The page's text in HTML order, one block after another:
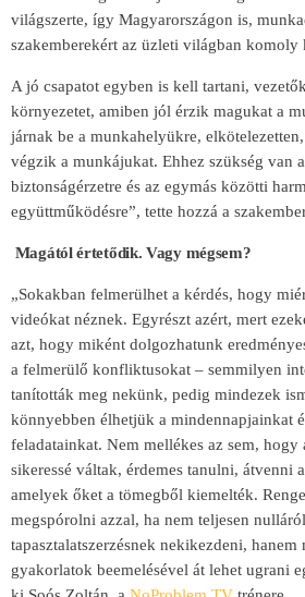
világszerte, így Magyarországon is,
szakemberekért az üzleti világban
A jó csapatot egyben is kell tartani,
környezetet, amiben jól érzik magukat a
járnak be a munkahelyükre,
végzik a munkájukat. Ehhez szükség van
biztonságérzetre és az egymás közötti
együttműködésre”, tette hozzá a
Magától értetődik. Vagy mégsem?
„Sokakban felmerülhet a kérdés, hogy
videókat néznek. Egyrészt azért, mert
azt, hogy miként dolgozhatunk
a felmerülő konfliktusokat – semmilyen
tanították meg nekünk, pedig mindezek
könnyebben élhetjük a mindennapjainkat
feladatainkat. Nem mellékes az sem,
sikeressé váltak, érdemes tanulni, átvenni
amelyek őket a tömegből kiemelték.
megspórolni azzal, ha nem teljesen
tapasztalatszerzésnek nekikezdeni,
gyakorlatok beemelésével át lehet ugrani